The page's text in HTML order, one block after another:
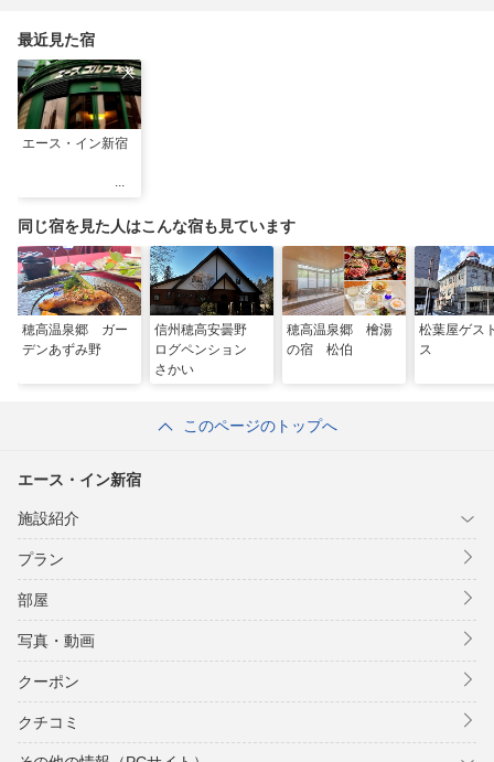
最近見た宿
エース・イン新宿
同じ宿を見た人はこんな宿も見ています
穂高温泉郷 ガー
デンあずみ野
信州穂高安曇野
ログペンション
さかい
穂高温泉郷 檜湯
の宿 松伯
松葉屋ゲス
ス
このページのトップへ
エース・イン新宿
施設紹介
プラン
部屋
写真・動画
クーポン
クチコミ